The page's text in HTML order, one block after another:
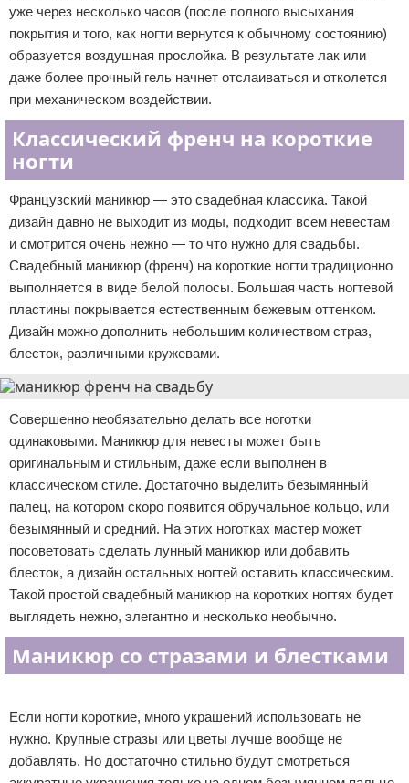
уже через несколько часов (после полного высыхания
покрытия и того, как ногти вернутся к обычному состоянию)
образуется воздушная прослойка. В результате лак или
даже более прочный гель начнет отслаиваться и отколется
при механическом воздействии.
Классический френч на короткие
ногти
Французский маникюр — это свадебная классика. Такой
дизайн давно не выходит из моды, подходит всем невестам
и смотрится очень нежно — то что нужно для свадьбы.
Свадебный маникюр (френч) на короткие ногти традиционно
выполняется в виде белой полосы. Большая часть ногтевой
пластины покрывается естественным бежевым оттенком.
Дизайн можно дополнить небольшим количеством страз,
блесток, различными кружевами.
Совершенно необязательно делать все ноготки
одинаковыми. Маникюр для невесты может быть
оригинальным и стильным, даже если выполнен в
классическом стиле. Достаточно выделить безымянный
палец, на котором скоро появится обручальное кольцо, или
безымянный и средний. На этих ноготках мастер может
посоветовать сделать лунный маникюр или добавить
блесток, а дизайн остальных ногтей оставить классическим.
Такой простой свадебный маникюр на коротких ногтях будет
выглядеть нежно, элегантно и несколько необычно.
Маникюр со стразами и блестками
Если ногти короткие, много украшений использовать не
нужно. Крупные стразы или цветы лучше вообще не
добавлять. Но достаточно стильно будут смотреться